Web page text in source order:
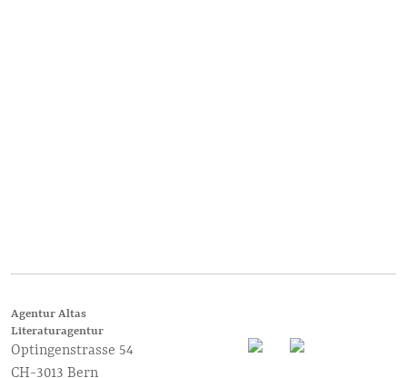
Agentur Altas
Literaturagentur
Optingenstrasse 54
CH-3013 Bern